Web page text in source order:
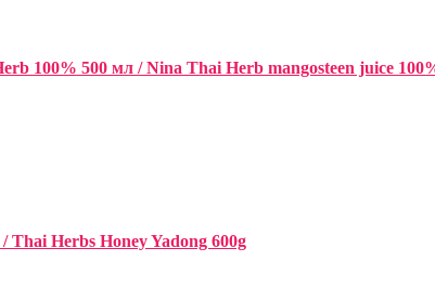
100% 500 мл / Nina Thai Herb mangosteen juice
Thai Herbs Honey Yadong 600g